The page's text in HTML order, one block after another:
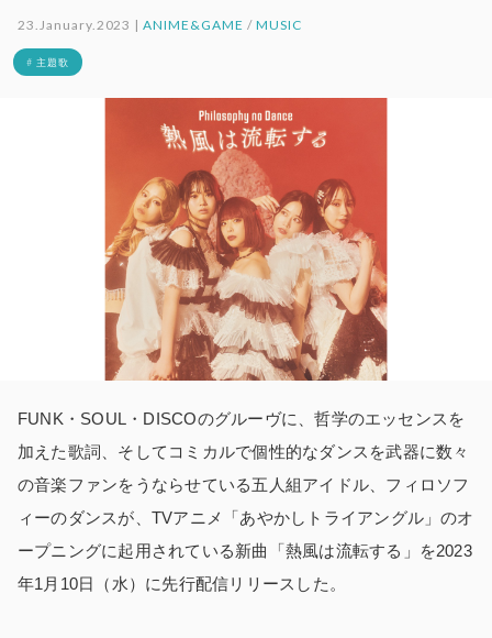
23.January.2023 |ANIME&GAME / MUSIC
# 主題歌
FUNK・SOUL・DISCOのグルーヴに、哲学のエッセンスを
加えた歌詞、そしてコミカルで個性的なダンスを武器に数々
の音楽ファンをうならせている五人組アイドル、フィロソフ
ィーのダンスが、TVアニメ「あやかしトライアングル」のオ
ープニングに起用されている新曲「熱風は流転する」を2023
年1月10日（水）に先行配信リリースした。